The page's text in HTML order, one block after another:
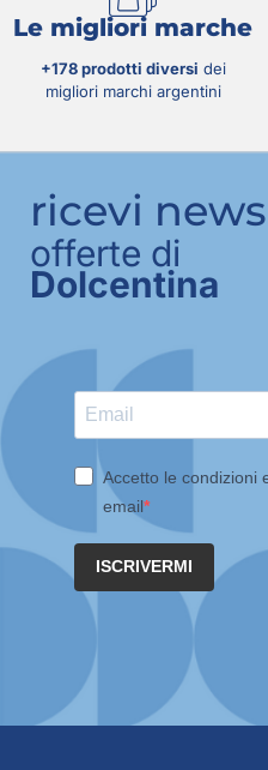
Le migliori marche
+178 prodotti diversi dei
migliori marchi argentini
ricevi
offerte di
Dolcentina
Accetto le condizioni
email
ISCRIVERMI